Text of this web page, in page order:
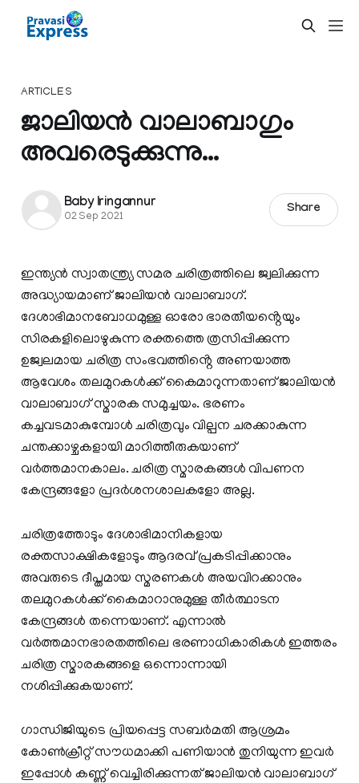
ARTICLES
ജാലിയൻ വാലാബാഗും
അവരെടുക്കുന്നു…
Baby Iringannur
02 Sep 2021
Share
ഇന്ത്യൻ സ്വാതന്ത്ര്യ സമര ചരിത്രത്തിലെ ജ്വലിക്കുന്ന
അദ്ധ്യായമാണ് ജാലിയൻ വാലാബാഗ്.
ദേശാഭിമാനബോധമുള്ള ഓരോ ഭാരതീയൻ്റെയും
സിരകളിലൊഴുകുന്ന രക്തത്തെ ത്രസിപ്പിക്കുന്ന
ഉജ്വലമായ ചരിത്ര സംഭവത്തിൻ്റെ അണയാത്ത
ആവേശം തലമുറകൾക്ക് കൈമാറുന്നതാണ് ജാലിയൻ
വാലാബാഗ് സ്മാരക സമുച്ചയം. ഭരണം
കച്ചവടമാകുമ്പോൾ ചരിത്രവും വില്പന ചരക്കാകുന്ന
ചന്തക്കാഴ്ചകളായി മാറിത്തീരുകയാണ്
വർത്തമാനകാലം. ചരിത്ര സ്മാരകങ്ങൾ വിപണന
കേന്ദ്രങ്ങളോ പ്രദർശനശാലകളോ അല്ല.
ചരിത്രത്തോടും ദേശാഭിമാനികളായ
രക്തസാക്ഷികളോടും ആദരവ് പ്രകടിപ്പിക്കാനും
അവരുടെ ദീപ്തമായ സ്മരണകൾ അയവിറക്കാനും
തലമുറകൾക്ക് കൈമാറാനുമുള്ള തീർത്ഥാടന
കേന്ദ്രങ്ങൾ തന്നെയാണ്. എന്നാൽ
വർത്തമാനഭാരതത്തിലെ ഭരണാധികാരികൾ ഇത്തരം
ചരിത്ര സ്മാരകങ്ങളെ ഒന്നൊന്നായി
നശിപ്പിക്കുകയാണ്.
ഗാന്ധിജിയുടെ പ്രിയപ്പെട്ട സബർമതി ആശ്രമം
കോൺക്രീറ്റ് സൗധമാക്കി പണിയാൻ തുനിയുന്ന ഇവർ
ഇപ്പോൾ കണ്ണ് വെച്ചിരിക്കുന്നത് ജാലിയൻ വാലാബാഗ്